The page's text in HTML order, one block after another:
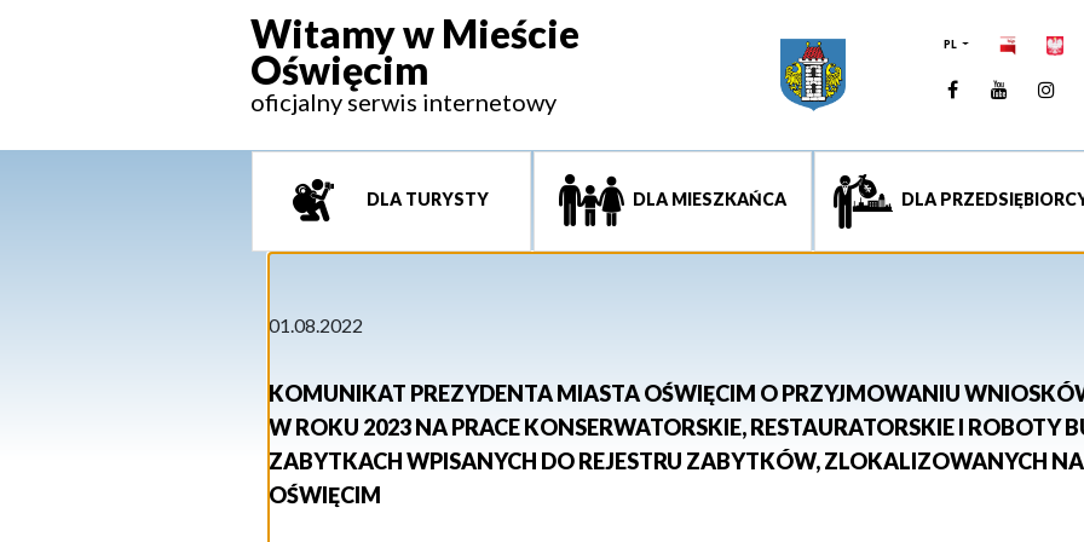
Witamy w Mieście
Oświęcim
oficjalny serwis internetowy
PL
Facebook
DLA TURYSTY DLA MIESZKAŃCA DLA
01.08.2022
KOMUNIKAT PREZYDENTA MIASTA OŚWIĘCIM O PRZYJMOWANIU
W ROKU 2023 NA PRACE KONSERWATORSKIE, RESTAURATORSKIE I ROBOTY
ZABYTKACH WPISANYCH DO REJESTRU ZABYTKÓW, ZLOKALIZOWANYCH
OŚWIĘCIM